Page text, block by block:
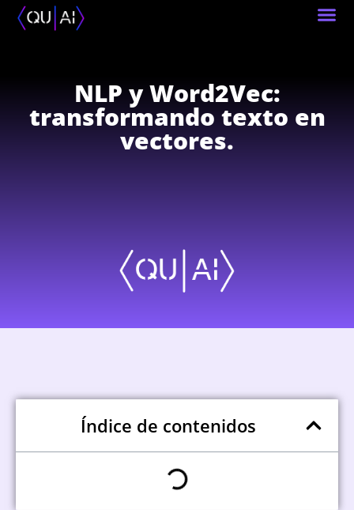
NLP y Word2Vec:
transformando texto en
vectores.
Índice de contenidos